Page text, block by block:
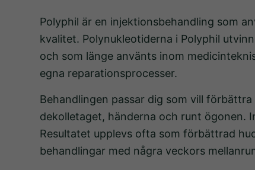
Polyphil är en injektionsbehandling som
kvalitet. Polynukleotiderna i Polyphil
och som länge använts inom
egna reparationsprocesser.
Behandlingen passar dig som vill
dekolletaget, händerna och runt ögonen.
Resultatet upplevs ofta som förbättrad
behandlingar med några veckors